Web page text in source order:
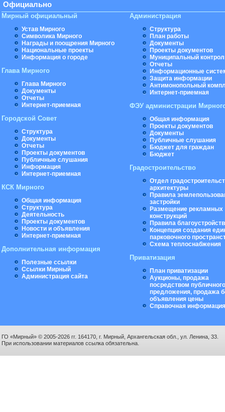
Официально
Мирный официальный
Устав Мирного
Символика Мирного
Награды и поощрения Мирного
Национальные проекты
Информация о городе
Глава Мирного
Глава Мирного
Документы
Отчеты
Интернет-приемная
Городской Совет
Структура
Документы
Отчеты
Проекты документов
Публичные слушания
Информация
Интернет-приемная
КСК Мирного
Общая информация
Структура
Деятельность
Проекты документов
Новости и объявления
Интернет-приемная
Дополнительная информация
Полезные ссылки
Ссылки Мирный
Администрация сайта
Администрация
Структура
План работы
Документы
Проекты документов
Муниципальный
Отчеты
Информационные
Защита информации
Антимонопольный
Интернет-приемная
ФЭУ администрации
Общая информация
Проекты документов
Документы
Публичные слушания
Бюджет для граждан
Бюджет
Градостроительство
Отдел
архитектуры
Правила
застройки
Размещение рекламных
конструкций
Правила
Концепция создания
парковочного
Схема теплоснабжения
Приватизация
План приватизации
Аукционы, продажа
посредством публичного
предложения, продажа
объявления цены
Справочная информация
ГО «Мирный» © 2005-2026 гг. 164170, г. Мирный, Архангельская обл., ул. Ленина, 33.
При использовании материалов ссылка обязательна.